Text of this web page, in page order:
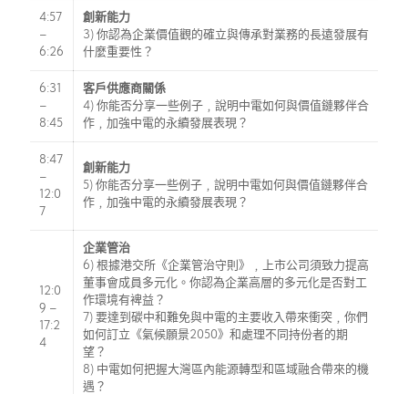
4:57
–
6:26
創新能力
3) 你認為企業價值觀的確立與傳承對業務的長遠發展有
什麼重要性？
6:31
–
8:45
客戶供應商關係
4) 你能否分享一些例子﹐說明中電如何與價值鏈夥伴合
作﹐加強中電的永續發展表現？
8:47
–
12:0
7
創新能力
5) 你能否分享一些例子﹐說明中電如何與價值鏈夥伴合
作﹐加強中電的永續發展表現？
12:0
9 –
17:2
4
企業管治
6) 根據港交所《企業管治守則》﹐上市公司須致力提高
董事會成員多元化。你認為企業高層的多元化是否對工
作環境有裨益？
7) 要達到碳中和難免與中電的主要收入帶來衝突﹐你們
如何訂立《氣候願景2050》和處理不同持份者的期
望？
8) 中電如何把握大灣區內能源轉型和區域融合帶來的機
遇？